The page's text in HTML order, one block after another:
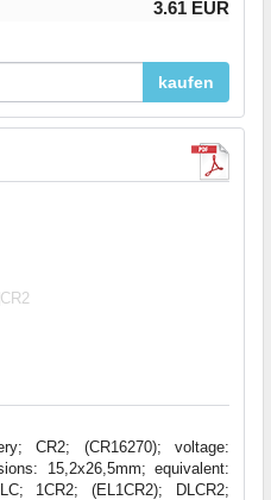
3.61 EUR
kaufen
CR2; (CR16270); voltage:
15,2x26,5mm; equivalent:
1CR2; (EL1CR2); DLCR2;